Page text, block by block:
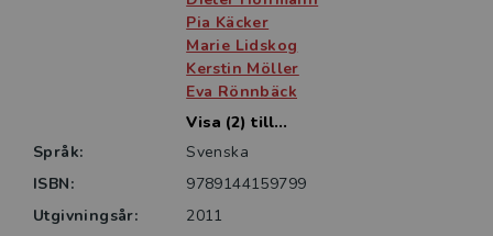
handbok för yrkesverksamma inom social omsorg.
Pia Käcker
Marie Lidskog
Kerstin Möller
Eva Rönnbäck
Visa (2) till...
Språk:
Svenska
ISBN:
9789144159799
Utgivningsår:
2011